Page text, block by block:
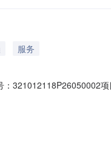
服务
：321012118P26050002
，有关事项如下:1、地点